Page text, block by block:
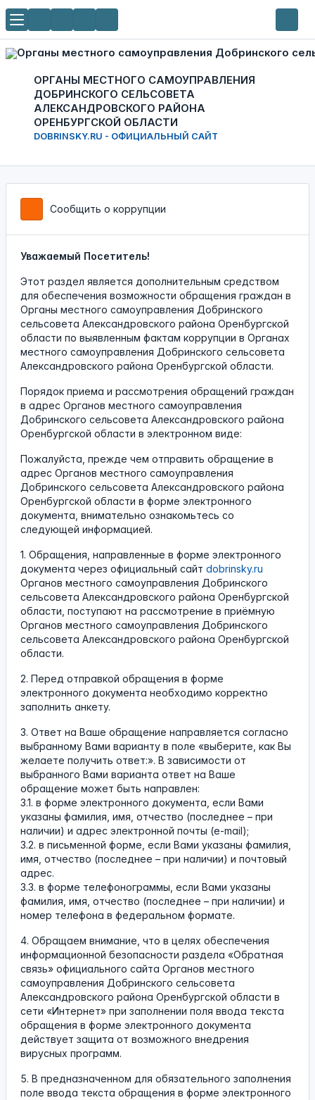
ОРГАНЫ МЕСТНОГО САМОУПРАВЛЕНИЯ
ДОБРИНСКОГО СЕЛЬСОВЕТА
АЛЕКСАНДРОВСКОГО РАЙОНА
ОРЕНБУРГСКОЙ ОБЛАСТИ
DOBRINSKY.RU - ОФИЦИАЛЬНЫЙ САЙТ
Сообщить о коррупции
Уважаемый Посетитель!
Этот раздел является дополнительным средством
для обеспечения возможности обращения граждан в
Органы местного самоуправления Добринского
сельсовета Александровского района Оренбургской
области по выявленным фактам коррупции в Органах
местного самоуправления Добринского сельсовета
Александровского района Оренбургской области.
Порядок приема и рассмотрения обращений граждан
в адрес Органов местного самоуправления
Добринского сельсовета Александровского района
Оренбургской области в электронном виде:
Пожалуйста, прежде чем отправить обращение в
адрес Органов местного самоуправления
Добринского сельсовета Александровского района
Оренбургской области в форме электронного
документа, внимательно ознакомьтесь со
следующей информацией.
1. Обращения, направленные в форме электронного
документа через официальный сайт dobrinsky.ru
Органов местного самоуправления Добринского
сельсовета Александровского района Оренбургской
области, поступают на рассмотрение в приёмную
Органов местного самоуправления Добринского
сельсовета Александровского района Оренбургской
области.
2. Перед отправкой обращения в форме
электронного документа необходимо корректно
заполнить анкету.
3. Ответ на Ваше обращение направляется согласно
выбранному Вами варианту в поле «выберите, как Вы
желаете получить ответ:». В зависимости от
выбранного Вами варианта ответ на Ваше
обращение может быть направлен:
3.1. в форме электронного документа, если Вами
указаны фамилия, имя, отчество (последнее – при
наличии) и адрес электронной почты (e-mail);
3.2. в письменной форме, если Вами указаны фамилия,
имя, отчество (последнее – при наличии) и почтовый
адрес.
3.3. в форме телефонограммы, если Вами указаны
фамилия, имя, отчество (последнее – при наличии) и
номер телефона в федеральном формате.
4. Обращаем внимание, что в целях обеспечения
информационной безопасности раздела «Обратная
связь» официального сайта Органов местного
самоуправления Добринского сельсовета
Александровского района Оренбургской области в
сети «Интернет» при заполнении поля ввода текста
обращения в форме электронного документа
действует защита от возможного внедрения
вирусных программ.
5. В предназначенном для обязательного заполнения
поле ввода текста обращения в форме электронного